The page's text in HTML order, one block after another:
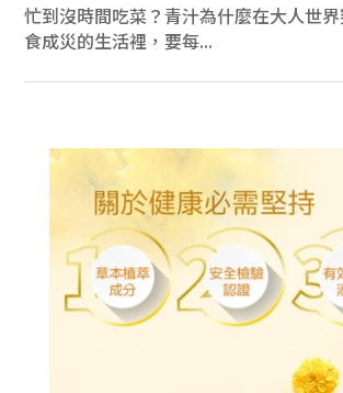
忙到沒時間吃菜？青汁為什麼在大人世
食成災的生活裡，要每...